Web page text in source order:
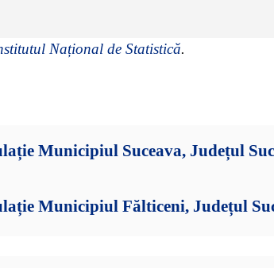
Național de Statistică.
Municipiul Suceava, Județul
Municipiul Fălticeni, Județul